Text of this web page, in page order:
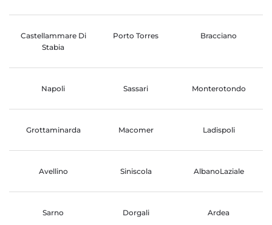
Castellammare Di
Stabia
Porto Torres Bracciano
Napoli Sassari Monterotondo
Grottaminarda Macomer Ladispoli
Avellino Siniscola AlbanoLaziale
Sarno Dorgali Ardea